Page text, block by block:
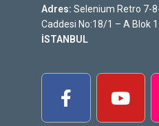
Adres: Selenium Retro 7-
Caddesi No:18/1 – A Blok
İSTANBUL